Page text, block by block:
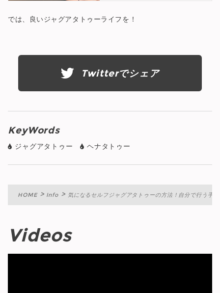
では、良いジャグアタトゥーライフを！
Twitterでシェア
KeyWords
ジャグアタトゥー ヘナタトゥー
HOME Info 気になるセルフジャグアタトゥーの方法！自分で行う手
Videos